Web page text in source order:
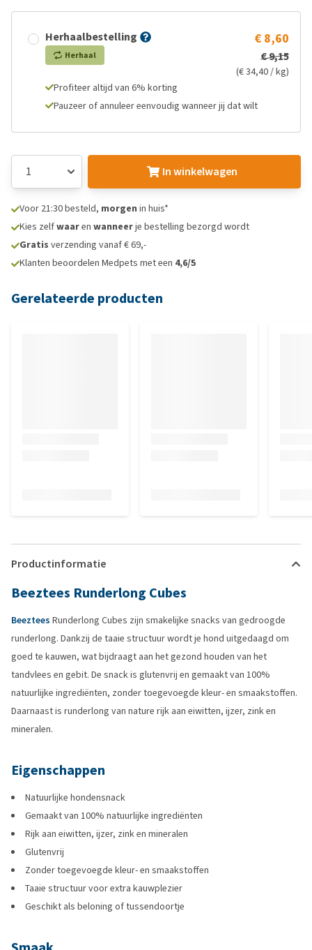
Herhaalbestelling
Herhaal
€ 8,60
€ 9,15
(€ 34,40 / kg)
Profiteer altijd van 6% korting
Pauzeer of annuleer eenvoudig wanneer jij dat wilt
In winkelwagen
Voor 21:30 besteld, morgen in huis*
Kies zelfwaaren wanneerje bestelling bezorgd wordt
Gratis verzending vanaf € 69,-
Klanten beoordelen Medpets met een 4,6/5
Gerelateerde producten
Productinformatie
Beeztees Runderlong Cubes
Beeztees Runderlong Cubes zijn smakelijke snacks van gedroogde
runderlong. Dankzij de taaie structuur wordt je hond uitgedaagd om
goed te kauwen, wat bijdraagt aan het gezond houden van het
tandvlees en gebit. De snack is glutenvrij en gemaakt van 100%
natuurlijke ingrediënten, zonder toegevoegde kleur- en smaakstoffen.
Daarnaast is runderlong van nature rijk aan eiwitten, ijzer, zink en
mineralen.
Eigenschappen
Natuurlijke hondensnack
Gemaakt van 100% natuurlijke ingrediënten
Rijk aan eiwitten, ijzer, zink en mineralen
Glutenvrij
Zonder toegevoegde kleur- en smaakstoffen
Taaie structuur voor extra kauwplezier
Geschikt als beloning of tussendoortje